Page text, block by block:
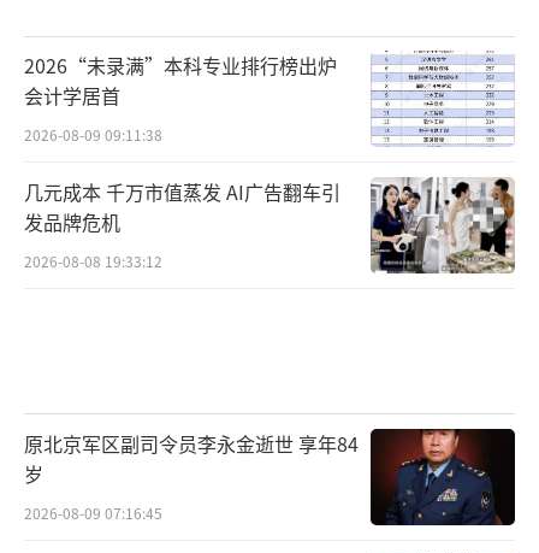
2026“未录满”本科专业排行榜出炉
会计学居首
2026-08-09 09:11:38
几元成本 千万市值蒸发 AI广告翻车引
发品牌危机
2026-08-08 19:33:12
原北京军区副司令员李永金逝世 享年84
岁
2026-08-09 07:16:45